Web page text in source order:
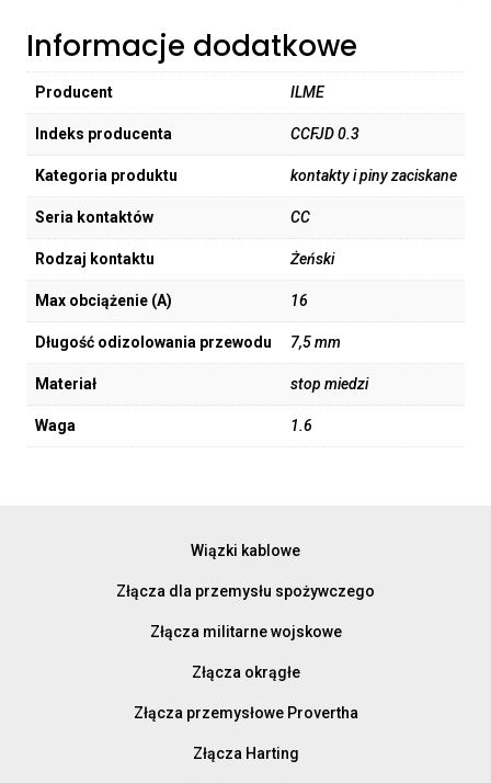
Informacje dodatkowe
Producent ILME
Indeks producenta CCFJD 0.3
Kategoria produktu kontakty i piny zaciskane
Seria kontaktów CC
Rodzaj kontaktu Żeński
Max obciążenie (A) 16
Długość odizolowania przewodu 7,5 mm
Materiał stop miedzi
Waga 1.6
Wiązki kablowe
Złącza dla przemysłu spożywczego
Złącza militarne wojskowe
Złącza okrągłe
Złącza przemysłowe Provertha
Złącza Harting